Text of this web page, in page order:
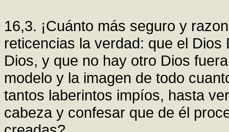
16,3. ¡Cuánto más seguro y
reticencias la verdad: que el
Dios, y que no hay otro Dios
modelo y la imagen de todo
tantos laberintos impíos, hasta
cabeza y confesar que de él